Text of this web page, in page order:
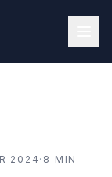
2024· 8 MIN